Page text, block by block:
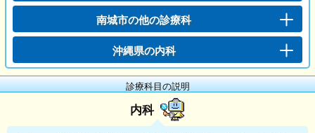
南城市の他の診療科
沖縄県の内科
診療科目の説明
内科